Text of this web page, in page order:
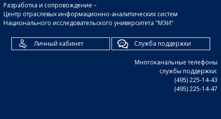
Разработка и сопровождение –
Центр отраслевых информационно-аналитических систем
Национального исследовательского университета "МЭИ"
Личный кабинет Служба поддержки
Многоканальные телефоны
службы поддержки:
(495) 225-14-43
(495) 225-14-47